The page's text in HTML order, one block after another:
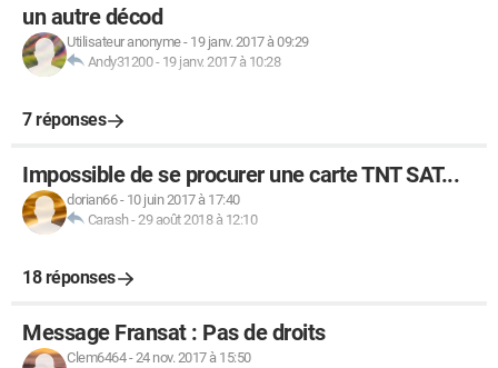
un autre décod
Utilisateur anonyme- 19 janv. 2017 à 09:29
Andy31200- 19 janv. 2017 à 10:28
7 réponses
Impossible de se procurer une carte TNT SAT...
dorian66- 10 juin 2017 à 17:40
Carash-29 août 2018 à 12:10
18 réponses
Message Fransat : Pas de droits
Clem6464-24 nov. 2017 à 15:50